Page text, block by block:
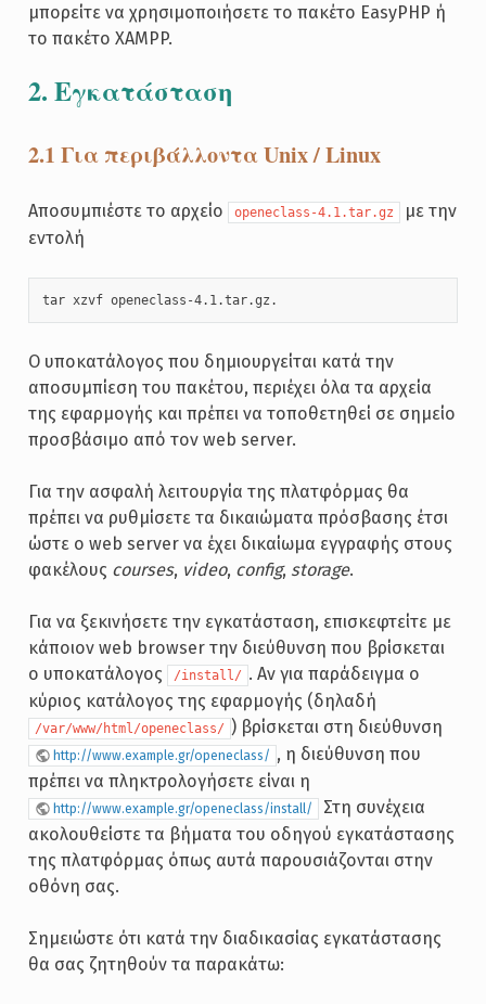
μπορείτε να χρησιμοποιήσετε το πακέτο EasyPHP ή
το πακέτο XAMPP.
2. Εγκατάσταση
2.1 Για περιβάλλοντα Unix / Linux
Αποσυμπιέστε το αρχείο openeclass-4.1.tar.gz
με την
εντολή
tar xzvf openeclass-4.1.tar.gz.
O υποκατάλογος που δημιουργείται κατά την
αποσυμπίεση του πακέτου, περιέχει όλα τα αρχεία
της εφαρμογής και πρέπει να τοποθετηθεί σε σημείο
προσβάσιμο από τον web server.
Για την ασφαλή λειτουργία της πλατφόρμας θα
πρέπει να ρυθμίσετε τα δικαιώματα πρόσβασης έτσι
ώστε ο web server να έχει δικαίωμα εγγραφής στους
φακέλους courses, video, config, storage.
Για να ξεκινήσετε την εγκατάσταση, επισκεφτείτε με
κάποιον web browser την διεύθυνση που βρίσκεται
ο υποκατάλογος
/install/ . Αν για παράδειγμα ο
κύριος κατάλογος της εφαρμογής (δηλαδή
/var/www/html/openeclass/ ) βρίσκεται στη διεύθυνση
http://www.example.gr/openeclass/ , η διεύθυνση που
πρέπει να πληκτρολογήσετε είναι η
http://www.example.gr/openeclass/install/
Στη συνέχεια
ακολουθείστε τα βήματα του οδηγού εγκατάστασης
της πλατφόρμας όπως αυτά παρουσιάζονται στην
οθόνη σας.
Σημειώστε ότι κατά την διαδικασίας εγκατάστασης
θα σας ζητηθούν τα παρακάτω: